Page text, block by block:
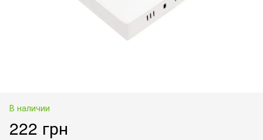
В наличии
222 грн